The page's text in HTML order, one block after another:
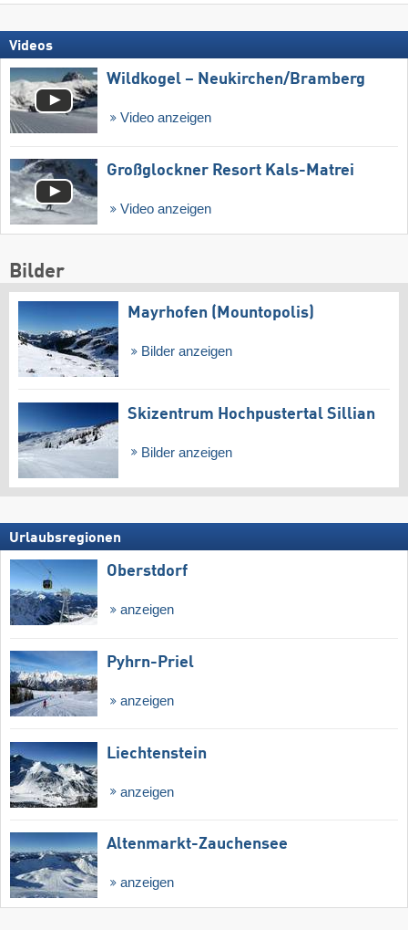
Videos
Wildkogel – Neukirchen/​Bramberg
Video anzeigen
Großglockner Resort Kals-Matrei
Video anzeigen
Bilder
Mayrhofen (Mountopolis)
Bilder anzeigen
Skizentrum Hochpustertal Sillian
Bilder anzeigen
Urlaubsregionen
Oberstdorf
anzeigen
Pyhrn-Priel
anzeigen
Liechtenstein
anzeigen
Altenmarkt-Zauchensee
anzeigen